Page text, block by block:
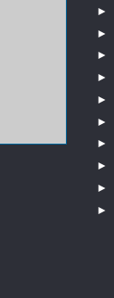
►
►
►
►
►
►
►
►
►
►